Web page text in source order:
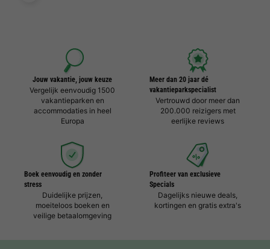
Jouw vakantie, jouw keuze
Vergelijk eenvoudig 1500
vakantieparken en
accommodaties in heel
Europa
Meer dan 20 jaar dé
vakantieparkspecialist
Vertrouwd door meer dan
200.000 reizigers met
eerlijke reviews
Boek eenvoudig en zonder
stress
Duidelijke prijzen,
moeiteloos boeken en
veilige betaalomgeving
Profiteer van exclusieve
Specials
Dagelijks nieuwe deals,
kortingen en gratis extra's